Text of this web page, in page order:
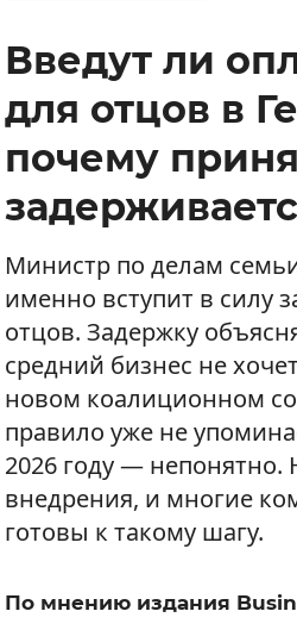
Введут ли
для отцов в
почему
Министр по делам
именно вступит в силу
отцов. Задержку
средний бизнес не
новом коалиционном
правило уже не
2026 году — непонятно.
внедрения, и многие
готовы к такому шагу.
По мнению издания